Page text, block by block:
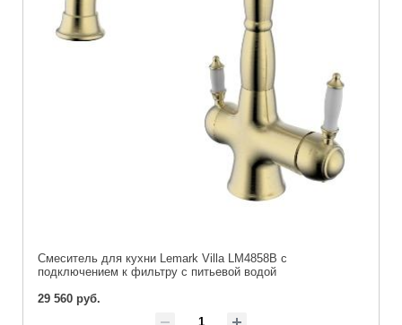
Cмеситель для кухни Lemark Villa LM4858B с
подключением к фильтру с питьевой водой
29 560 руб.